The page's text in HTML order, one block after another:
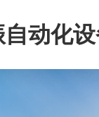
自动化